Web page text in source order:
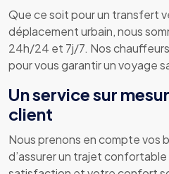
Que ce soit pour un transfert
déplacement urbain, nous
24h/24 et 7j/7. Nos
pour vous garantir un voyage
Un service sur
client
Nous prenons en compte vos
d’assurer un trajet